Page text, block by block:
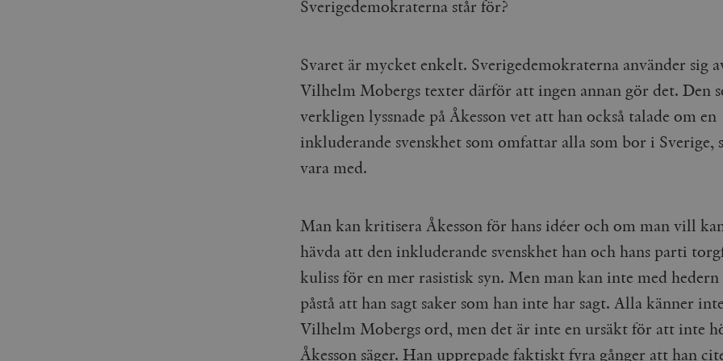
Sverigedemokraterna står för?
Svaret är mycket enkelt. Sverigedemokraterna använder sig
Vilhelm Mobergs texter därför att ingen annan gör det. Den
verkligen lyssnade på Åkesson vet att han också talade om en
inkluderande svenskhet som omfattar alla som bor i Sverige,
vara med.
Man kan kritisera Åkesson för hans idéer och om man vill
hävda att den inkluderande svenskhet han och hans parti
kuliss för en mer rasistisk syn. Men man kan inte med
påstå att han sagt saker som han inte har sagt. Alla känner
Vilhelm Mobergs ord, men det är inte en ursäkt för att inte
Åkesson säger. Han upprepade faktiskt fyra gånger att han
Google LLC
1 dag
_gat_UA-19195086-1 .timbro.se
sekunder
Detta är en mönstertyps-cookie som har ställts in
mönsterelementet i namnet innehåller det unika
som används för att begränsa mängden data
webbplatser med hög trafikvolym.
.timbro.se
sessionstillståndet.
_hjSession_675006 .timbro.se
minuter
mailchimp_landing_site
Mailchimp
28 dagar
.podbean.com
minuter
för webbplatsen för att göra giltiga rapporter om
Meta
.timbro.se
3
Används av Facebook för att leverera en serie
Vimeo.com
Inc.
1 år 1
månad
Dessa kakor används av Vimeo-videospelaren på